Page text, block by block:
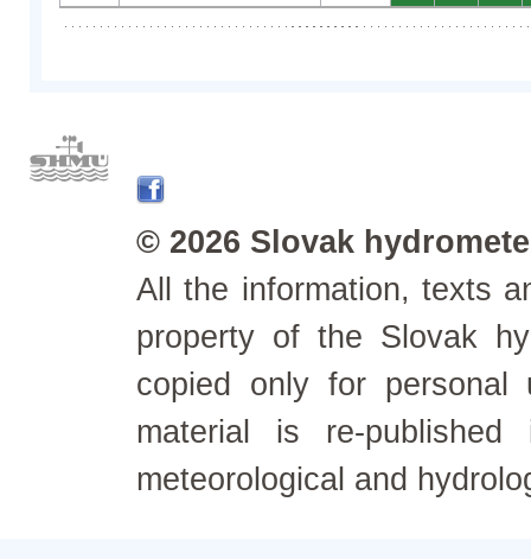
© 2026 Slovak
All the information, texts
property of the Slovak
copied only for personal
material is re-
meteorological and